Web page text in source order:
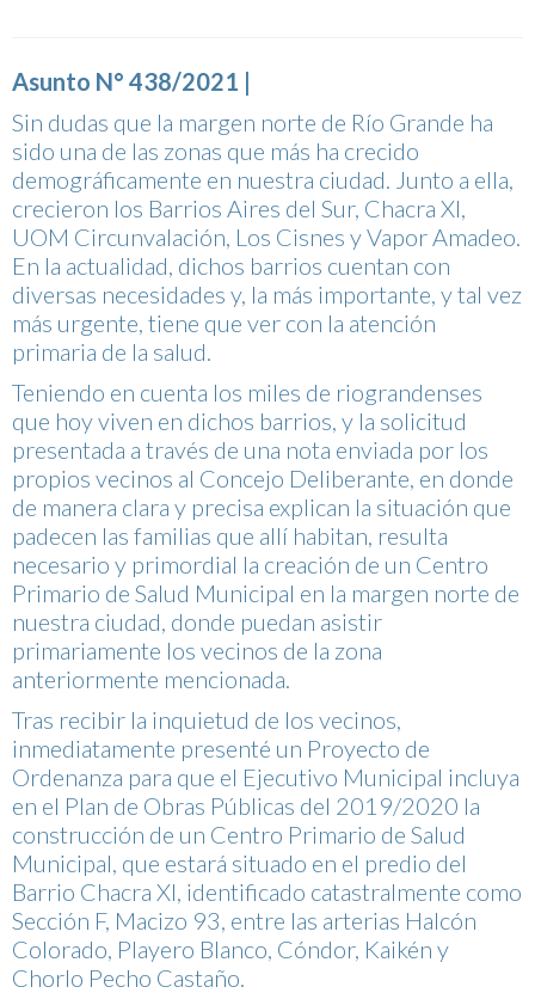
Asunto N° 438/2021 |
Sin dudas que la margen norte de Río Grande ha
sido una de las zonas que más ha crecido
demográficamente en nuestra ciudad. Junto a ella,
crecieron los Barrios Aires del Sur, Chacra XI,
UOM Circunvalación, Los Cisnes y Vapor Amadeo.
En la actualidad, dichos barrios cuentan con
diversas necesidades y, la más importante, y tal vez
más urgente, tiene que ver con la atención
primaria de la salud.
Teniendo en cuenta los miles de riograndenses
que hoy viven en dichos barrios, y la solicitud
presentada a través de una nota enviada por los
propios vecinos al Concejo Deliberante, en donde
de manera clara y precisa explican la situación que
padecen las familias que allí habitan, resulta
necesario y primordial la creación de un Centro
Primario de Salud Municipal en la margen norte de
nuestra ciudad, donde puedan asistir
primariamente los vecinos de la zona
anteriormente mencionada.
Tras recibir la inquietud de los vecinos,
inmediatamente presenté un Proyecto de
Ordenanza para que el Ejecutivo Municipal incluya
en el Plan de Obras Públicas del 2019/2020 la
construcción de un Centro Primario de Salud
Municipal, que estará situado en el predio del
Barrio Chacra XI, identificado catastralmente como
Sección F, Macizo 93, entre las arterias Halcón
Colorado, Playero Blanco, Cóndor, Kaikén y
Chorlo Pecho Castaño.